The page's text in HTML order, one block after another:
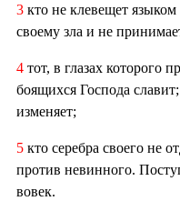
3 кто не клевещет
своему зла и не
4 тот, в глазах которого
боящихся Господа
изменяет;
5 кто серебра своего не
против невинного.
вовек.